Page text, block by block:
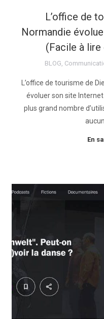
L’office de
Normandie
(Facile à
BLOG,
L’office de tourisme de
évoluer son site
plus grand nombre
En